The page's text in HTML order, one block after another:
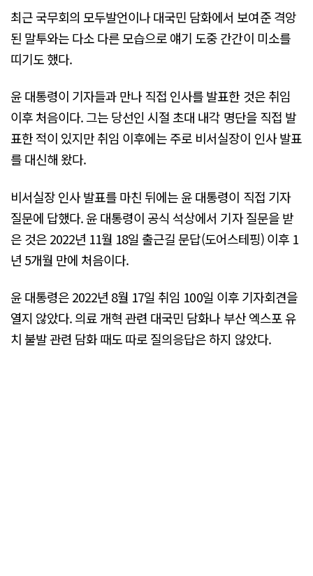
최근 국무회의 모두발언이나 대국민 담화에서 보여준 격앙
된 말투와는 다소 다른 모습으로 얘기 도중 간간이 미소를
띠기도 했다.
윤 대통령이 기자들과 만나 직접 인사를 발표한 것은 취임
이후 처음이다. 그는 당선인 시절 초대 내각 명단을 직접 발
표한 적이 있지만 취임 이후에는 주로 비서실장이 인사 발표
를 대신해 왔다.
비서실장 인사 발표를 마친 뒤에는 윤 대통령이 직접 기자
질문에 답했다. 윤 대통령이 공식 석상에서 기자 질문을 받
은 것은 2022년 11월 18일 출근길 문답(도어스테핑) 이후 1
년 5개월 만에 처음이다.
윤 대통령은 2022년 8월 17일 취임 100일 이후 기자회견을
열지 않았다. 의료 개혁 관련 대국민 담화나 부산 엑스포 유
치 불발 관련 담화 때도 따로 질의응답은 하지 않았다.